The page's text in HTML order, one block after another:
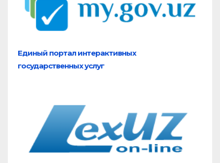
Единый портал интерактивных
государственных услуг